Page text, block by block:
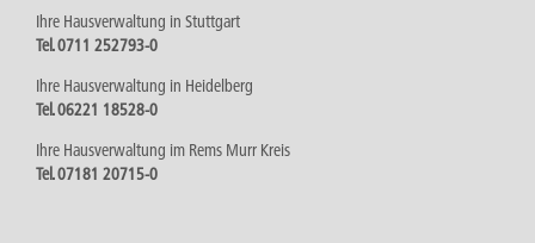
Ihre Hausverwaltung in Stuttgart
Tel. 0711 252793-0
Ihre Hausverwaltung in Heidelberg
Tel. 06221 18528-0
Ihre Hausverwaltung im Rems Murr Kreis
Tel. 07181 20715-0